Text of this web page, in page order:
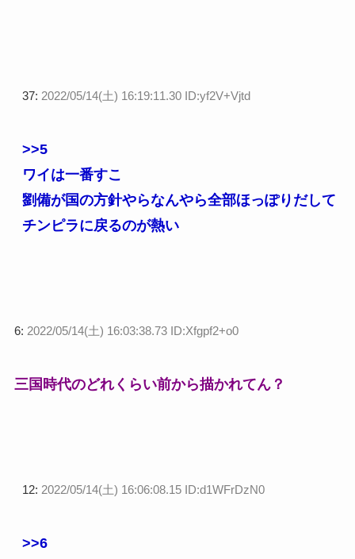
37: 2022/05/14(土) 16:19:11.30 ID:yf2V+Vjtd
>>5
ワイは一番すこ
劉備が国の方針やらなんやら全部ほっぽりだして
チンピラに戻るのが熱い
6: 2022/05/14(土) 16:03:38.73 ID:Xfgpf2+o0
三国時代のどれくらい前から描かれてん？
12: 2022/05/14(土) 16:06:08.15 ID:d1WFrDzN0
>>6